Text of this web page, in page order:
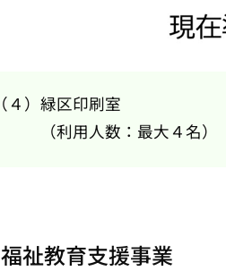
（４）緑区印刷室
（利用人数：最大４名）
福祉教育支援事業